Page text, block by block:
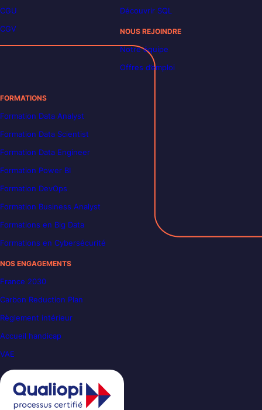
CGU
CGV
Découvrir SQL
NOUS REJOINDRE
Notre équipe
Offres d’emploi
FORMATIONS
Formation Data Analyst
Formation Data Scientist
Formation Data Engineer
Formation Power BI
Formation DevOps
Formation Business Analyst
Formations en Big Data
Formations en Cybersécurité
NOS ENGAGEMENTS
France 2030
Carbon Reduction Plan
Règlement intérieur
Accueil handicap
VAE